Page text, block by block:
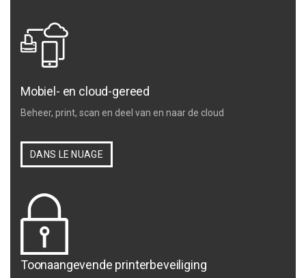
Mobiel- en cloud-gereed
Beheer, print, scan en deel van en naar de cloud
DANS LE NUAGE
Toonaangevende printerbeveiliging